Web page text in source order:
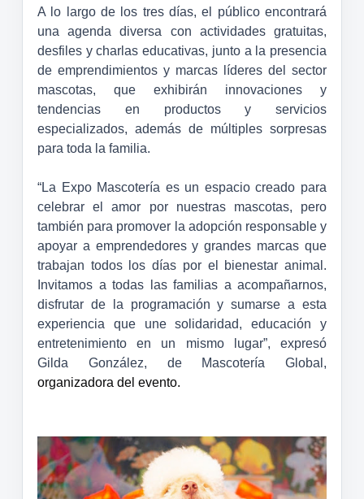
A lo largo de los tres días, el público encontrará
una agenda diversa con actividades gratuitas,
desfiles y charlas educativas, junto a la presencia
de emprendimientos y marcas líderes del sector
mascotas, que exhibirán innovaciones y
tendencias en productos y servicios
especializados, además de múltiples sorpresas
para toda la familia.
“La Expo Mascotería es un espacio creado para
celebrar el amor por nuestras mascotas, pero
también para promover la adopción responsable y
apoyar a emprendedores y grandes marcas que
trabajan todos los días por el bienestar animal.
Invitamos a todas las familias a acompañarnos,
disfrutar de la programación y sumarse a esta
experiencia que une solidaridad, educación y
entretenimiento en un mismo lugar”, expresó
Gilda González, de Mascotería Global,
organizadora del evento.